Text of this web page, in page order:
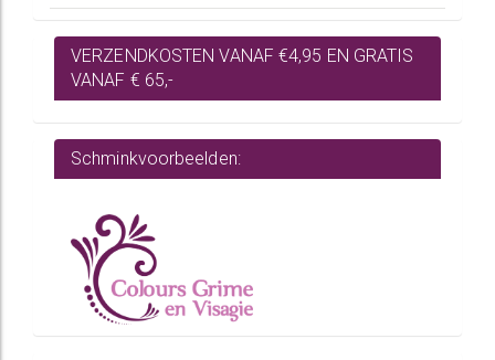
VERZENDKOSTEN VANAF €4,95 EN GRATIS
VANAF € 65,-
Schminkvoorbeelden: